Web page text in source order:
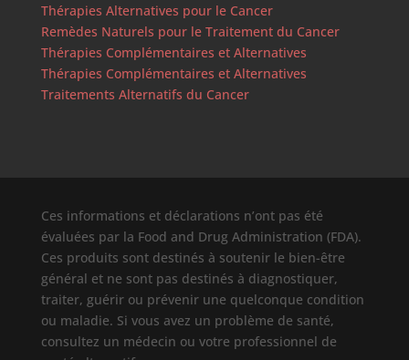
Thérapies Alternatives pour le Cancer
Remèdes Naturels pour le Traitement du Cancer
Thérapies Complémentaires et Alternatives
Thérapies Complémentaires et Alternatives
Traitements Alternatifs du Cancer
Ces informations et déclarations n’ont pas été
évaluées par la Food and Drug Administration (FDA).
Ces produits sont destinés à soutenir le bien-être
général et ne sont pas destinés à diagnostiquer,
traiter, guérir ou prévenir une quelconque condition
ou maladie. Si vous avez un problème de santé,
consultez un médecin ou votre professionnel de